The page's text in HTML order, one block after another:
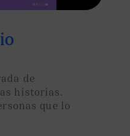
de
historias.
que lo